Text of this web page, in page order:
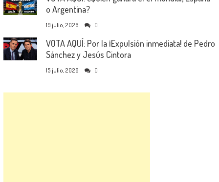
o Argentina?
19 julio, 2026 0
VOTA AQUÍ: Por la ¡Expulsión inmediata! de Pedro
Sánchez y Jesús Cintora
15 julio, 2026 0